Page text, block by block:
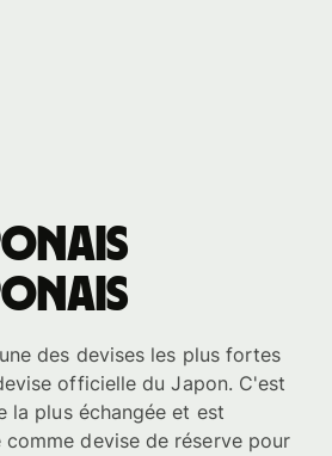
des devises les plus fortes
officielle du Japon. C'est
la plus échangée et est
devise de réserve pour